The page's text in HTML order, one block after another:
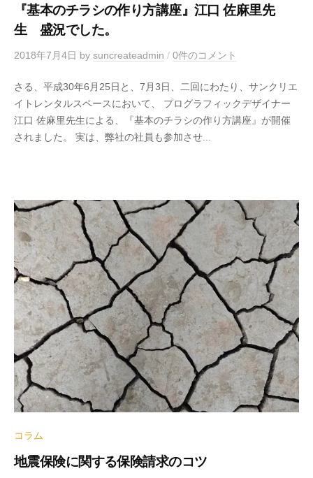
『基本のチラシの作り方講座』江口 佐麻里先
生 盛況でした。
2018年7月4日 by suncreateadmin / 0件のコメント
さる、平成30年6月25日と、7月3日、二回にわたり、サンクリエ
イトレンタルスペースにおいて、 プログラフィックデザイナー
江口 佐麻里先生による、『基本のチラシの作り方講座』が開催
されました。 実は、弊社の社員も参加させ...
コラム
地震保険に関する保険請求のコツ